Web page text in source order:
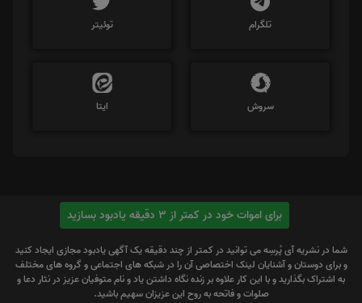
تلگرام توئیتر
سروش ایتا
برای اموات خود در کمتر از 3 دقیقه یادبود بسازید
شما در نشریه آی پُرسِه می توانید در کمتر از چند دقیقه یک آگهی یادبود مجازی ایجاد کنید
و برای دوستان و آشنایان لینک اختصاصی آن را در شبکه های اجتماعی و گروه های مختلف
به اشتراک بگذارید و با این کار علاوه بر زنده نگاه داشتن یاد و نام متوفیان عزیز در نثار دعا و
صلوات و فاتحه به روح این عزیزان سهیم باشید.